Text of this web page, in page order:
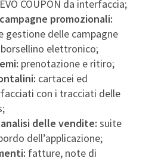
COUPON da interfaccia;
promozionali:
gestione delle campagne
elettronico;
prenotazione e ritiro;
cartacei ed
con i tracciati delle
delle vendite: suite
dell’applicazione;
fatture, note di